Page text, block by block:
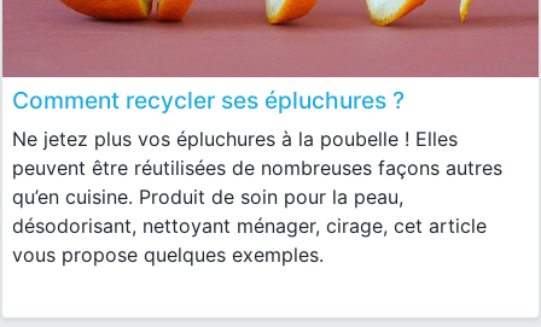
Comment recycler ses épluchures ?
Ne jetez plus vos épluchures à la poubelle ! Elles
peuvent être réutilisées de nombreuses façons autres
qu’en cuisine. Produit de soin pour la peau,
désodorisant, nettoyant ménager, cirage, cet article
vous propose quelques exemples.